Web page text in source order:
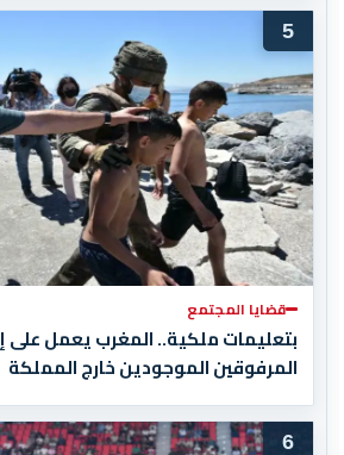
5
قضايا المجتمع
بتعليمات ملكية.. المغرب يعمل على
المرفوقين الموجودين خارج المملكة
6